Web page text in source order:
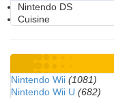
Nintendo DS
Cuisine
Nintendo Wii (1081)
Nintendo Wii U (682)